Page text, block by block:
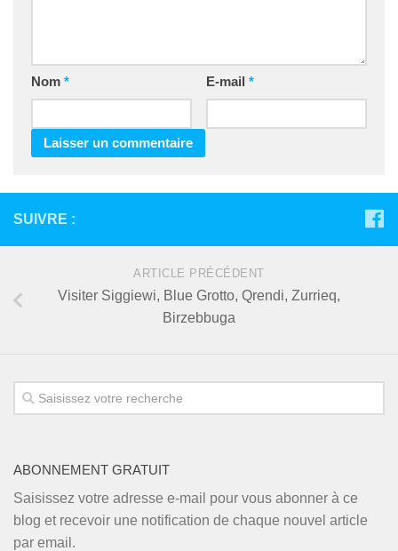
Nom * E-mail *
SUIVRE :
ARTICLE PRÉCÉDENT
Visiter Siggiewi, Blue Grotto, Qrendi, Zurrieq,
Birzebbuga
ABONNEMENT GRATUIT
Saisissez votre adresse e-mail pour vous abonner à ce
blog et recevoir une notification de chaque nouvel article
par email.